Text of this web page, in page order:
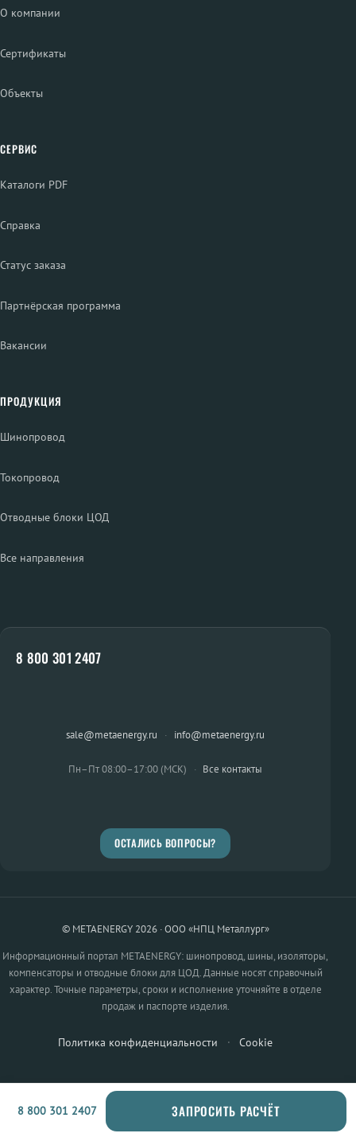
О компании
Сертификаты
Объекты
СЕРВИС
Каталоги PDF
Справка
Статус заказа
Партнёрская программа
Вакансии
ПРОДУКЦИЯ
Шинопровод
Токопровод
Отводные блоки ЦОД
Все направления
8 800 301 2407
sale@metaenergy.ru · info@metaenergy.ru
Пн–Пт 08:00–17:00 (МСК) · Все контакты
ОСТАЛИСЬ ВОПРОСЫ?
© METAENERGY 2026 · ООО «НПЦ Металлург»
Информационный портал METAENERGY: шинопровод, шины, изоляторы,
компенсаторы и отводные блоки для ЦОД. Данные носят справочный
характер. Точные параметры, сроки и исполнение уточняйте в отделе
продаж и паспорте изделия.
Политика конфиденциальности · Cookie
8 800 301 2407 ЗАПРОСИТЬ РАСЧЁТ